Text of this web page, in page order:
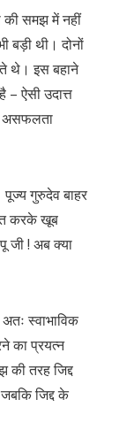
की समझ में नहीं
बड़ी थी। दोनों
थे। इस बहाने
– ऐसी उदात्त
असफलता
गुरुदेव बाहर
करके खूब
जी ! अब क्या
स्वाभाविक
का प्रयत्न
तरह जिद्द
जिद्द के